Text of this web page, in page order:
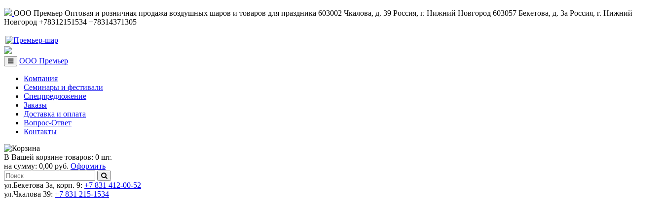
ООО Премьер Оптовая и розничная продажа воздушных шаров и товаров для праздника 603002 Чкалова, д. 39 Россия, г. Нижний Новгород 603057 Бекетова, д. 3а Россия, г. Нижний
Новгород +78312151534 +78314371305
ООО Премьер
Компания
Семинары и фестивали
Спецпредложение
Заказы
Доставка и оплата
Вопрос-Ответ
Контакты
В Вашей корзине товаров: 0 шт.
на сумму: 0,00 руб. Оформить
ул.Бекетова 3а, корп. 9: +7 831 412-00-52
ул.Чкалова 39: +7 831 215-1534